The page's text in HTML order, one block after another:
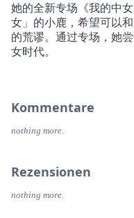
她的全新专场《我的中
女」的小鹿，希望可以
的荒谬。通过专场，她
女时代。
Kommentare
nothing more.
Rezensionen
nothing more.